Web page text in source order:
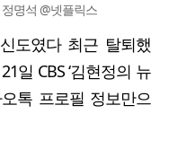
명석 @넷플릭스
도였다 최근 탈퇴했
일 CBS ‘김현정의 뉴
톡 프로필 정보만으